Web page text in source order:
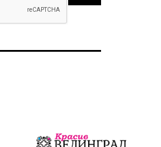
задържани
прокуратура